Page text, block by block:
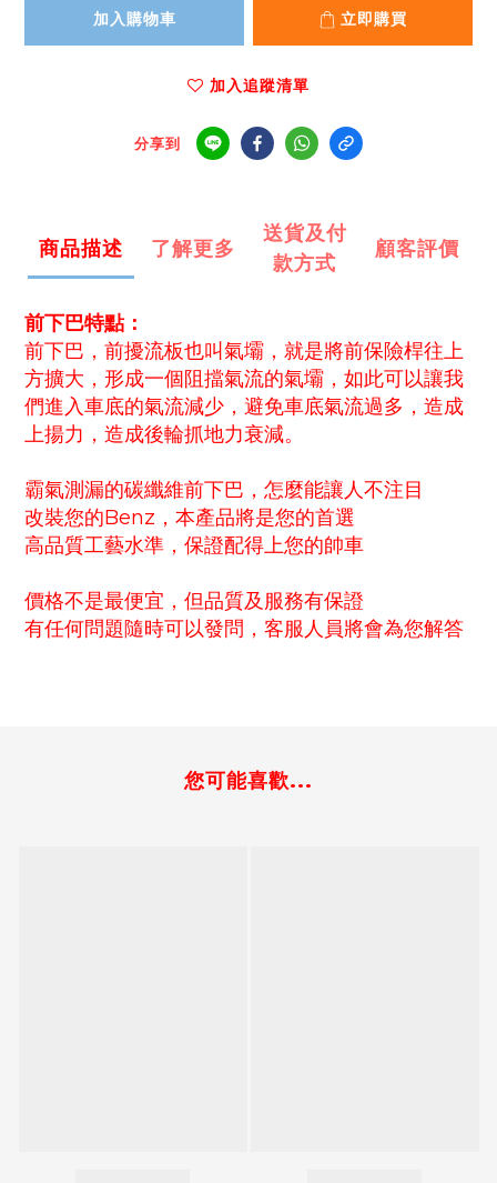
加入購物車 立即購買
加入追蹤清單
分享到
商品描述 了解更多
送貨及付
款方式
顧客評價
前下巴特點：
前下巴，前擾流板也叫氣壩，就是將前保險桿往上
方擴大，形成一個阻擋氣流的氣壩，如此可以讓我
們進入車底的氣流減少，避免車底氣流過多，造成
上揚力，造成後輪抓地力衰減。
霸氣測漏的碳纖維前下巴，怎麼能讓人不注目
改裝您的Benz，本產品將是您的首選
高品質工藝水準，保證配得上您的帥車
價格不是最便宜，但品質及服務有保證
有任何問題隨時可以發問，客服人員將會為您解答
您可能喜歡...